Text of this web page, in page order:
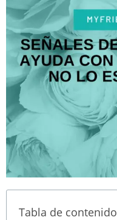
Tabla de contenido